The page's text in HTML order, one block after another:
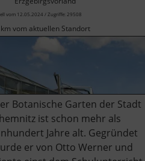
vom 12.05.2024 / Zugriffe: 29508
vom aktuellen Standort
Botanische Garten der Stadt
ist schon mehr als
Jahre alt. Gegründet
er von Otto Werner und